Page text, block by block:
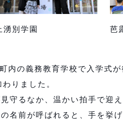
湧別学園 芭
の義務教育学校で入学式が
りました。
守るなか、温かい拍手で迎
名前が呼ばれると、手を挙